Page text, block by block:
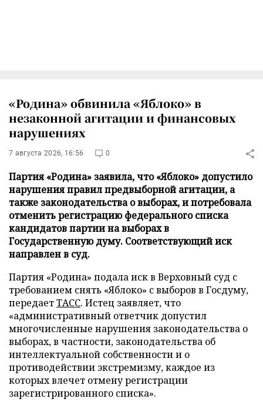
«Родина» обвинила «Яблоко» в
незаконной агитации и финансовых
нарушениях
7 августа 2026, 16:56 0
Партия «Родина» заявила, что «Яблоко» допустило
нарушения правил предвыборной агитации, а
также законодательства о выборах, и потребовала
отменить регистрацию федерального списка
кандидатов партии на выборах в
Государственную думу. Соответствующий иск
направлен в суд.
Партия «Родина» подала иск в Верховный суд с
требованием снять «Яблоко» с выборов в Госдуму,
передаетТАСС. Истец заявляет, что
«административный ответчик допустил
многочисленные нарушения законодательства о
выборах, в частности, законодательства об
интеллектуальной собственности и о
противодействии экстремизму, каждое из
которых влечет отмену регистрации
зарегистрированного списка».